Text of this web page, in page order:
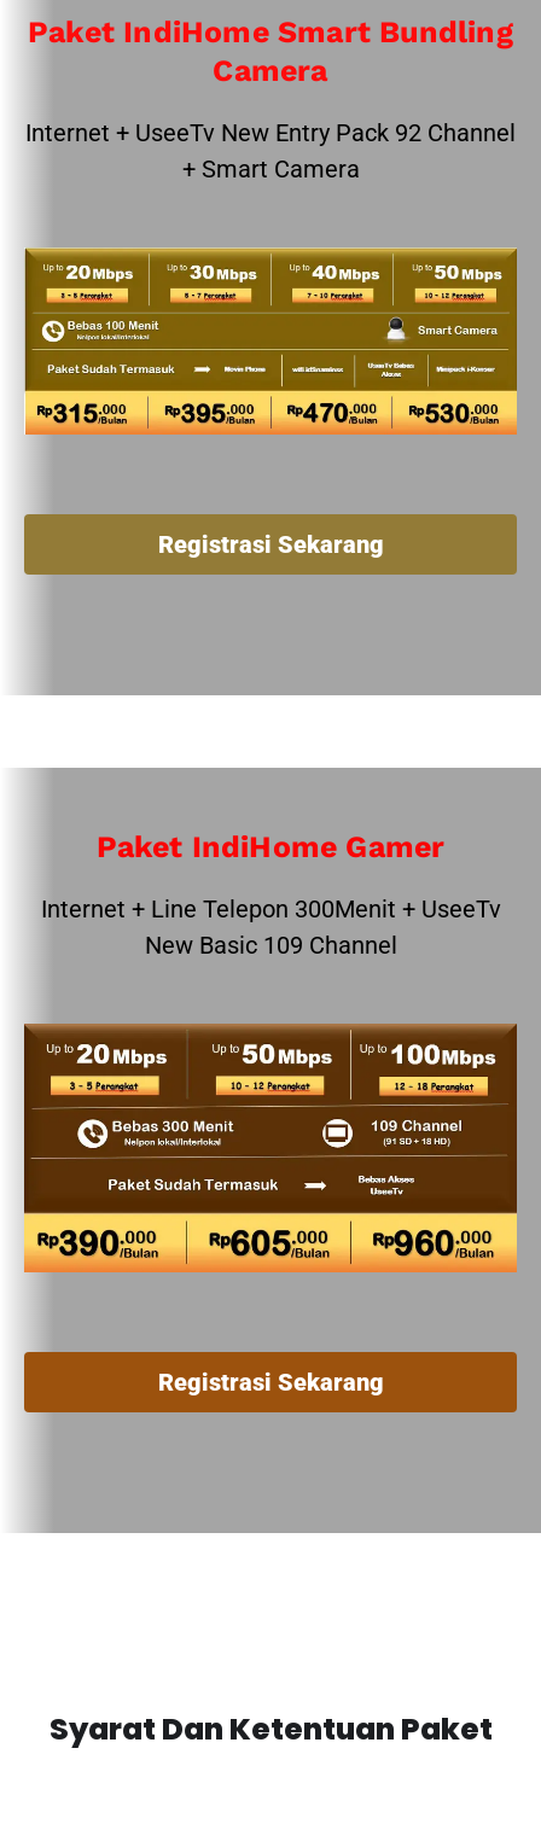
Paket IndiHome Smart Bundling
Camera
Internet + UseeTv New Entry Pack 92 Channel
+ Smart Camera
Registrasi Sekarang
Paket IndiHome Gamer
Internet + Line Telepon 300Menit + UseeTv
New Basic 109 Channel
Registrasi Sekarang
Syarat Dan Ketentuan Paket